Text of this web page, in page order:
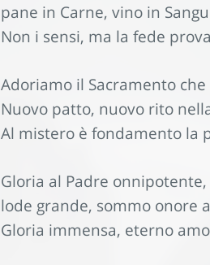
pane in Carne, vino in
Non i sensi, ma la fede
Adoriamo il Sacramento
Nuovo patto, nuovo rito
Al mistero è fondamento la
Gloria al Padre
lode grande, sommo onore
Gloria immensa, eterno